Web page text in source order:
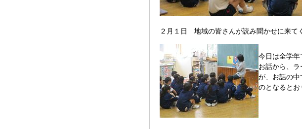
２月１日 地域の皆さんが読み聞かせに来て
今日は全学年
お話から、
が、お話の
のとなるとお